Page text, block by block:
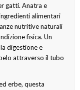
gatti. Anatra e
alimentari
nutritive naturali
fisica. Un
digestione e
attraverso il tubo
erbe, questa